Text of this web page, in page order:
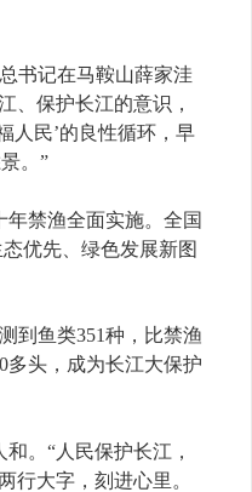
书记在马鞍山薛家洼
、保护长江的意识，
人民’的良性循环，早
。”
禁渔全面实施。全国
优先、绿色发展新图
鱼类351种，比禁渔
多头，成为长江大保护
。“人民保护长江，
行大字，刻进心里。